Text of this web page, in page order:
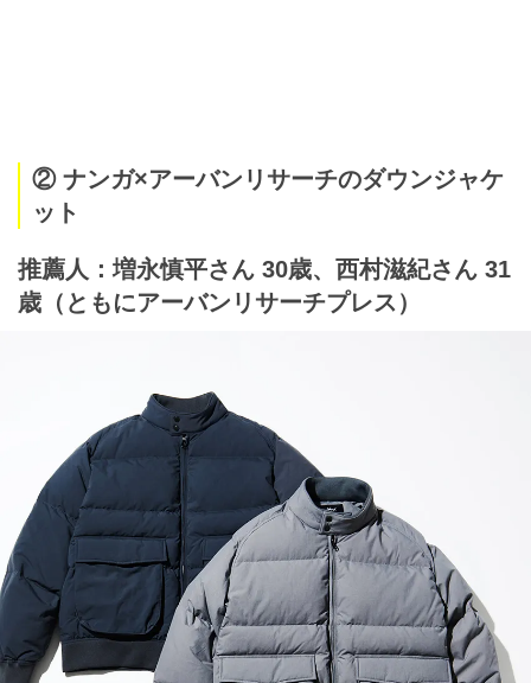
② ナンガ×アーバンリサーチのダウンジャケ
ット
推薦人：増永慎平さん 30歳、西村滋紀さん 31
歳（ともにアーバンリサーチプレス）